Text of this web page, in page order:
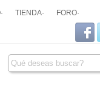
· TIENDA· FORO·